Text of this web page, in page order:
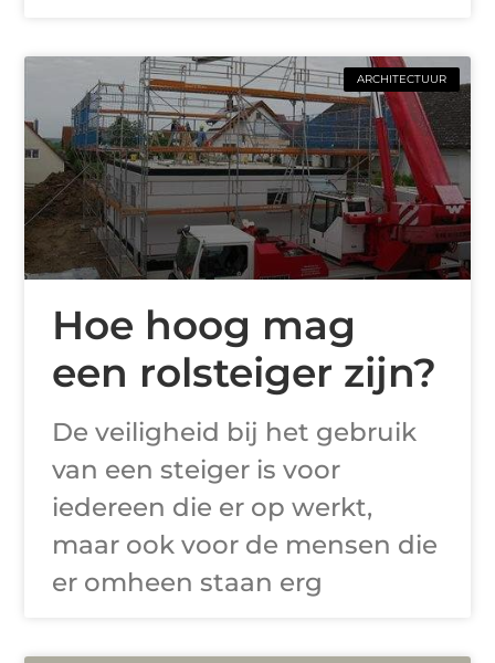
ARCHITECTUUR
Hoe hoog mag
een rolsteiger zijn?
De veiligheid bij het gebruik
van een steiger is voor
iedereen die er op werkt,
maar ook voor de mensen die
er omheen staan erg